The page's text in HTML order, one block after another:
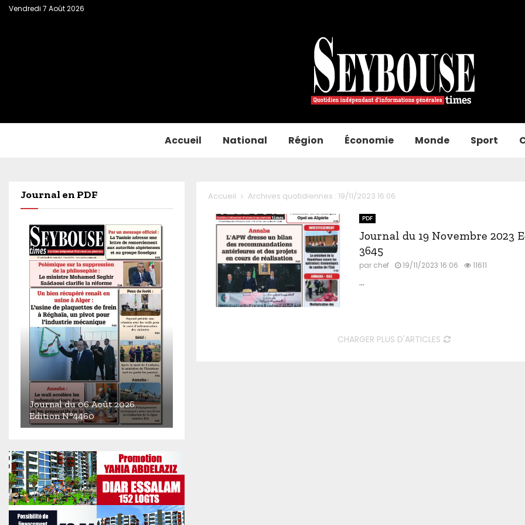
Vendredi 7 Août 2026
Accueil National Région Économie Monde Sport
Accueil Archives quotidiennes : 19/11/2023 16:06
PDF
Journal du 19 Novembre 2023
3645
par chef 19/11/2023 16:06 11611
...
CHARGER PLUS D'ARTICLES
Journal en PDF
u
r
n
a
l
d
Journal du 06 Août 2026
Edition N°4460